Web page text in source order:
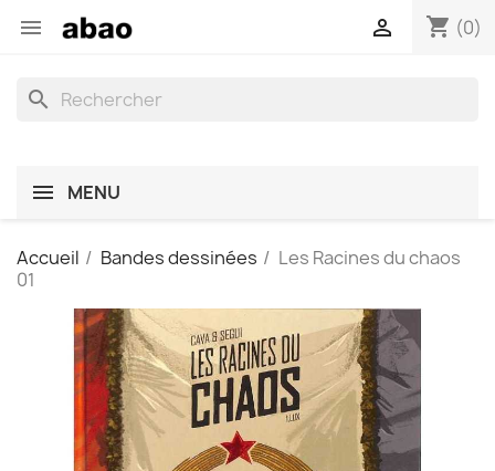
 shopping_cart (0)

search
MENU
Accueil Bandes dessinées
Les Racines du chaos
01